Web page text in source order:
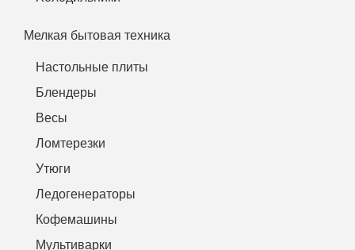
Мелкая бытовая техника
Настольные плиты
Блендеры
Весы
Ломтерезки
Утюги
Ледогенераторы
Кофемашины
Мультиварки